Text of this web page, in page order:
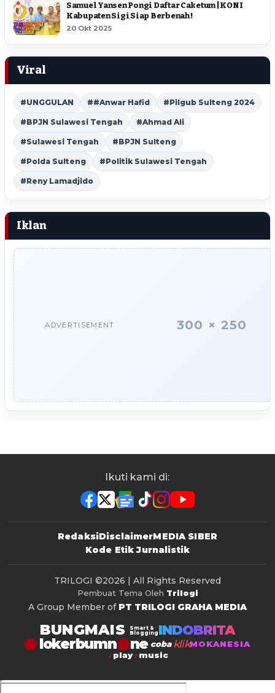
Samuel Yansen Pongi Daftar Caketum | KONI
Kabupaten Sigi Siap Berbenah !
20 Okt 2025
Viral
#UNGGULAN ##Anwar Hafid #Pilgub Sulteng 2024
#BPJN Sulawesi Tengah #Ahmad Ali
#Sulawesi Tengah #BPJN Sulteng
#Polda Sulteng #Politik Sulawesi Tengah
#Reny Lamadjido
Iklan
ADVERTISEMENT 300 × 250
Ikuti kami di:
RedaksiDisclaimerMEDIA SIBER
Kode Etik Jurnalistik
TRILOGI ©2026 | All Rights Reserved
Pembuat Tema Oleh Trilogi
A Group Member of PT TRILOGI GRAHA MEDIA
BUNGMAIS
Smart &
Blogging INDOBRITA
lokerbumn coba klikMOKANESIA
play
music